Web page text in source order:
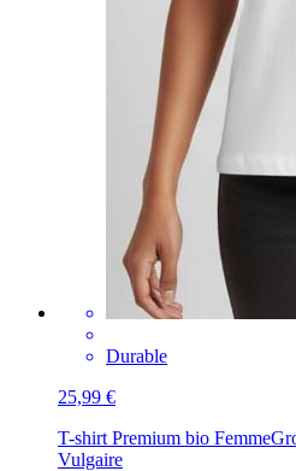
Durable
25,99 €
T-shirt Premium bio Femme
Vulgaire